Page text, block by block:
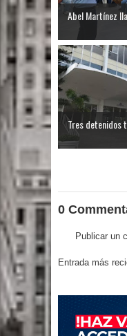
Abel Martínez
Tres detenidos
0
Publicar un
Entrada más